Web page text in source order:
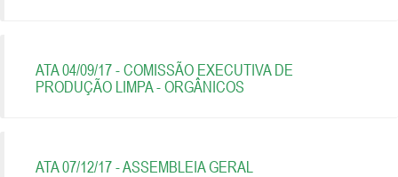
ATA 04/09/17 - COMISSÃO EXECUTIVA DE
PRODUÇÃO LIMPA - ORGÂNICOS
ATA 07/12/17 - ASSEMBLEIA GERAL